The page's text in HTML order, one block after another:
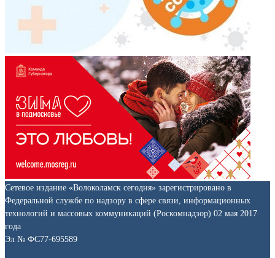
Сетевое издание «Волоколамск сегодня» зарегистрировано в
Федеральной службе по надзору в сфере связи, информационных
технологий и массовых коммуникаций (Роскомнадзор) 02 мая 2017
года
Эл № ФС77-695589